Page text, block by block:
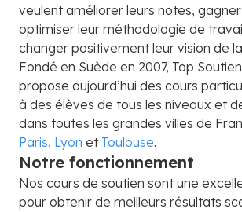
veulent améliorer leurs notes,
optimiser leur méthodologie de
changer positivement leur vision de
Fondé en Suède en 2007, Top
propose aujourd’hui des cours
à des élèves de tous les niveaux et
dans toutes les grandes villes de
Paris, Lyon et Toulouse.
Notre fonctionnement
Nos cours de soutien sont une
pour obtenir de meilleurs résultats